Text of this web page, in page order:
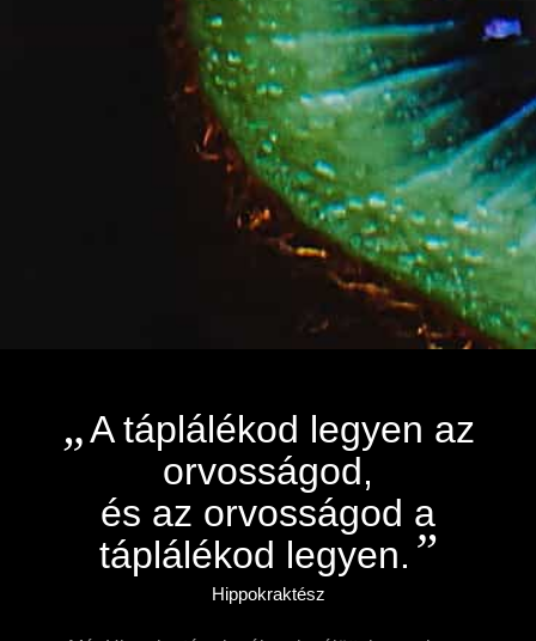
„A táplálékod legyen az
orvosságod,
és az orvosságod a
táplálékod legyen. ”
Hippokraktész